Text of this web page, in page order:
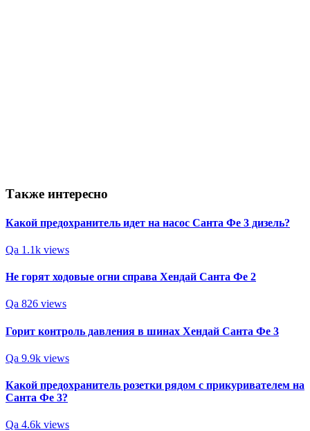
Также интересно
Какой предохранитель идет на насос Санта Фе 3 дизель?
Qa 1.1k views
Не горят ходовые огни справа Хендай Санта Фе 2
Qa 826 views
Горит контроль давления в шинах Хендай Санта Фе 3
Qa 9.9k views
Какой предохранитель розетки рядом с прикуривателем на
Санта Фе 3?
Qa 4.6k views